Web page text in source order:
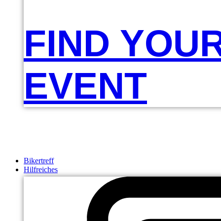
FIND
EVENT
Bikertreff
Hilfreiches